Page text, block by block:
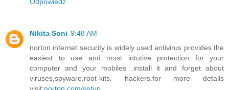
Nikita Soni 9:48 AM
norton internet security is widely used antivirus provides the
easiest to use and most intutive protection for your
computer and your mobiles .install it and forget about
viruses,spyware,root-kits, hackers.for more details